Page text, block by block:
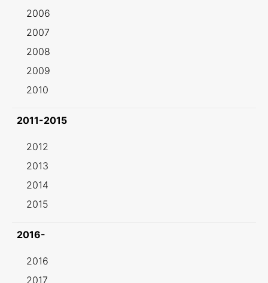
2006
2007
2008
2009
2010
2011-2015
2012
2013
2014
2015
2016-
2016
2017